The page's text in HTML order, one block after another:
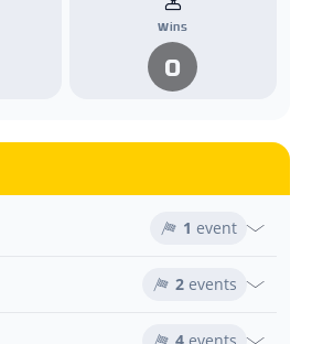
Wins
0
1 event
2 events